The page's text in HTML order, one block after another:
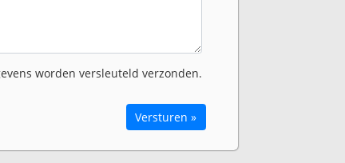
worden versleuteld verzonden.
Versturen »